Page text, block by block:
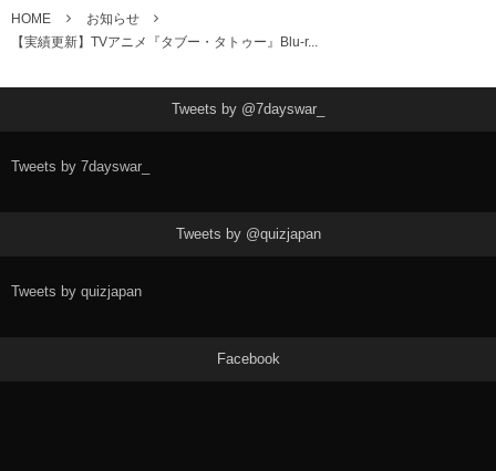
HOME
お知らせ
【実績更新】TVアニメ『タブー・タトゥー』Blu-r...
Tweets by @7dayswar_
Tweets by 7dayswar_
Tweets by @quizjapan
Tweets by quizjapan
Facebook